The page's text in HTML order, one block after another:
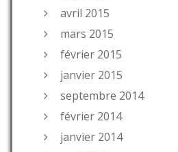
avril 2015
mars 2015
février 2015
janvier 2015
septembre 2014
février 2014
janvier 2014